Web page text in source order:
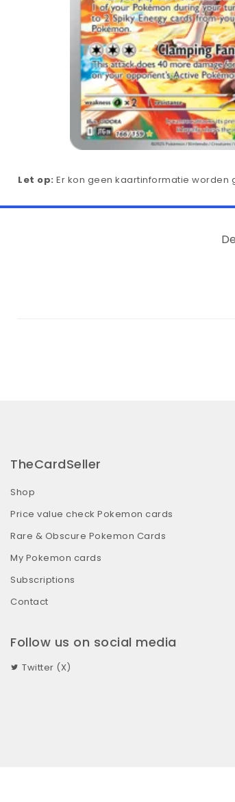
Let op: Er kon geen kaartinformatie
TheCardSeller
Shop
Price value check Pokemon cards
Rare & Obscure Pokemon Cards
My Pokemon cards
Subscriptions
Contact
Follow us on social media
Twitter (X)